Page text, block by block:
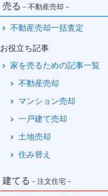
売る －不動産売却－
不動産売却一括査定
お役立ち記事
家を売るための記事一覧
不動産売却
マンション売却
一戸建て売却
土地売却
住み替え
建てる －注文住宅－